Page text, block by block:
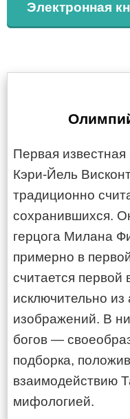
Электронная
Первая
Кэри-Йель
традиционно
сохранившихся.
герцога Милана
примерно в
считается первой
исключительно из
изображений. В
богов —
подборка,
взаимодействию
мифологией.